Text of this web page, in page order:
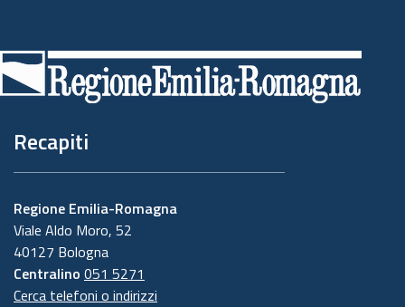
di
pagina
Recapiti
Regione Emilia-Romagna
Viale Aldo Moro, 52
40127 Bologna
Centralino 051 5271
Cerca telefoni o indirizzi